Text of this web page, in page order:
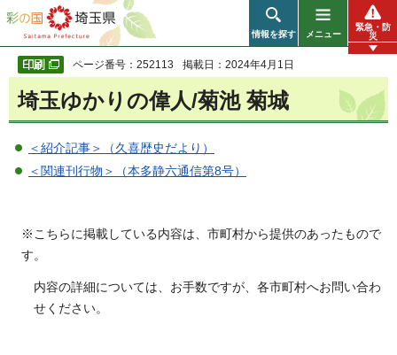
彩の国 埼玉県
情報を探す メニュー
緊急・防
災
ページ番号：252113 掲載日：2024年4月1日
埼玉ゆかりの偉人/菊池 菊城
＜紹介記事＞（久喜歴史だより）
＜関連刊行物＞（本多静六通信第8号）
※こちらに掲載している内容は、市町村から提供のあったもので
す。
内容の詳細については、お手数ですが、各市町村へお問い合わ
せください。